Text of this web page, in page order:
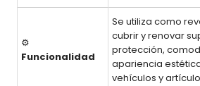
⚙️
Funcionalidad
Se utiliza como
cubrir y renovar
protección,
apariencia
vehículos y